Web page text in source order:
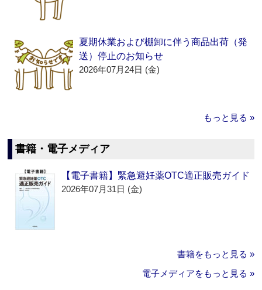
夏期休業および棚卸に伴う商品出荷（発
送）停止のお知らせ
2026年07月24日 (金)
もっと見る »
書籍・電子メディア
【電子書籍】緊急避妊薬OTC適正販売ガイド
2026年07月31日 (金)
書籍をもっと見る »
電子メディアをもっと見る »